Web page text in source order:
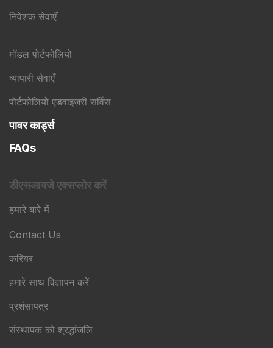
निवेशक सेवाएँ
मॉडल पोर्टफोलियो
व्यापारी सेवाएँ
पोर्टफोलियो एडवाइजरी सर्विस
पावर कार्ड्स
FAQs
डीएसआयजे एक्सप्लोर करें
हमारे बारे में
Contact Us
करियर
हमारे साथ विज्ञापन करें
प्रशंसापत्र
संस्थापक को श्रद्धांजलि